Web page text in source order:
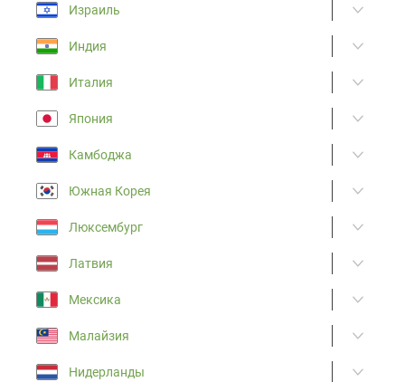
Израиль
Индия
Италия
Япония
Камбоджа
Южная Корея
Люксембург
Латвия
Мексика
Малайзия
Нидерланды